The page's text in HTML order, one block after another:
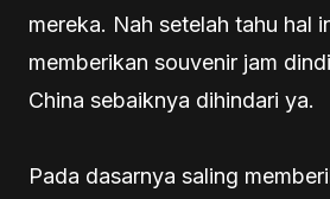
mereka. Nah setelah tahu hal
memberikan souvenir jam
China sebaiknya dihindari ya.
Pada dasarnya saling